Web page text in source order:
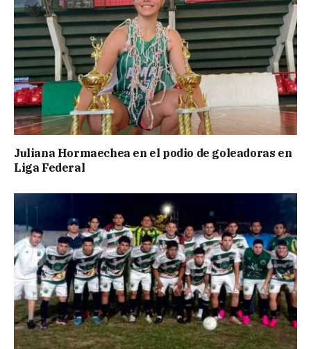
Juliana Hormaechea en el podio de goleadoras en
Liga Federal